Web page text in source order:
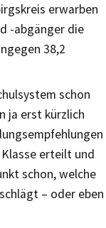
erwarben
-abgänger die
38,2
schon
ja erst kürzlich
erteilt und
schon, welche
– oder eben